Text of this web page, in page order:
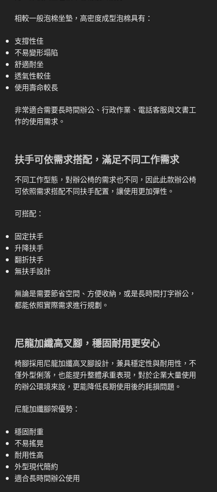
相較一般泡棉坐墊，高密度成型泡棉具有：
支撐性佳
不易變形塌陷
舒適耐坐
透氣性較佳
使用壽命較長
非常適合需要長時間辦公、行政作業、電話客服與文書工
作的使用需求。
扶手可依需求搭配，滿足不同工作需求
不同工作型態，對辦公椅的需求也不同，因此此款辦公椅
可依照需求搭配不同扶手配置，讓使用更加彈性。
可搭配：
固定扶手
升降扶手
翻折扶手
無扶手設計
無論是需要節省空間、方便收納，或是長時間打字辦公，
都能依照實際需求進行規劃。
尼龍加纖高叉腳，穩固耐用更安心
椅腳採用尼龍加纖高叉腳設計，兼具穩定性與耐用性，不
僅外型俐落，也能提升整體承重表現，對於企業大量使用
的辦公環境來說，更能降低長期使用後的耗損問題。
尼龍加纖腳架優勢：
穩固耐重
不易搖晃
耐用性高
外型現代簡約
適合長時間辦公使用